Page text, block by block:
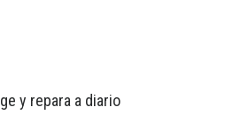
y repara a diario